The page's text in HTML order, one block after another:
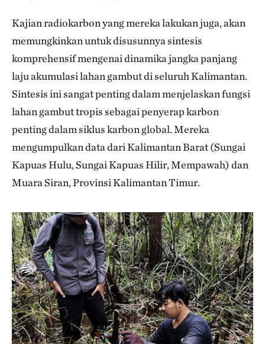
Kajian radiokarbon yang mereka lakukan juga, akan
memungkinkan untuk disusunnya sintesis
komprehensif mengenai dinamika jangka panjang
laju akumulasi lahan gambut di seluruh Kalimantan.
Sintesis ini sangat penting dalam menjelaskan fungsi
lahan gambut tropis sebagai penyerap karbon
penting dalam siklus karbon global. Mereka
mengumpulkan data dari Kalimantan Barat (Sungai
Kapuas Hulu, Sungai Kapuas Hilir, Mempawah) dan
Muara Siran, Provinsi Kalimantan Timur.